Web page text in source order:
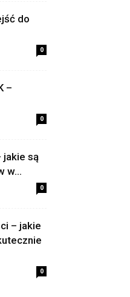
do
0
–
0
jakie są
w...
0
– jakie
0